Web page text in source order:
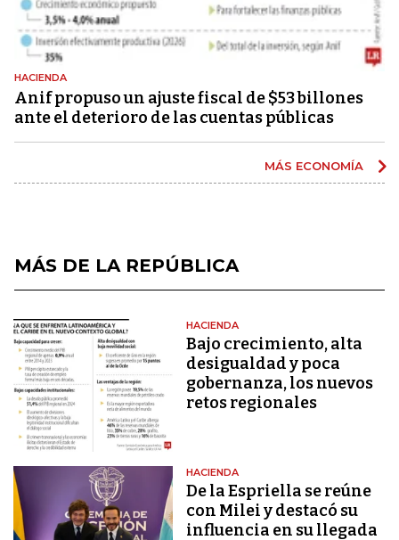
HACIENDA
Anif propuso un ajuste fiscal de $53 billones
ante el deterioro de las cuentas públicas
MÁS ECONOMÍA
MÁS DE LA REPÚBLICA
HACIENDA
Bajo crecimiento, alta
desigualdad y poca
gobernanza, los nuevos
retos regionales
HACIENDA
De la Espriella se reúne
con Milei y destacó su
influencia en su llegada